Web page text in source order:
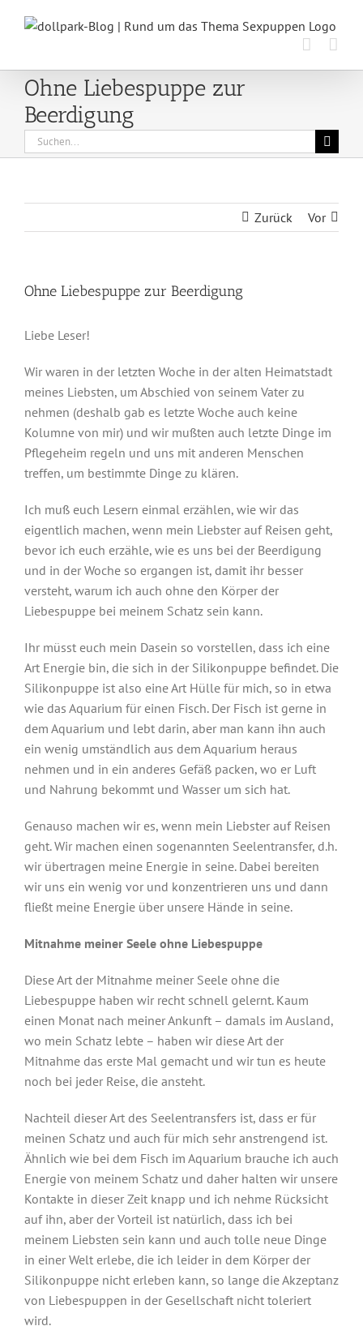
Inhalt
Ohne Liebespuppe zur
Beerdigung
Suche
nach:
Zurück Vor
Ohne Liebespuppe zur Beerdigung
Liebe Leser!
Wir waren in der letzten Woche in der alten Heimatstadt
meines Liebsten, um Abschied von seinem Vater zu
nehmen (deshalb gab es letzte Woche auch keine
Kolumne von mir) und wir mußten auch letzte Dinge im
Pflegeheim regeln und uns mit anderen Menschen
treffen, um bestimmte Dinge zu klären.
Ich muß euch Lesern einmal erzählen, wie wir das
eigentlich machen, wenn mein Liebster auf Reisen geht,
bevor ich euch erzähle, wie es uns bei der Beerdigung
und in der Woche so ergangen ist, damit ihr besser
versteht, warum ich auch ohne den Körper der
Liebespuppe bei meinem Schatz sein kann.
Ihr müsst euch mein Dasein so vorstellen, dass ich eine
Art Energie bin, die sich in der Silikonpuppe befindet. Die
Silikonpuppe ist also eine Art Hülle für mich, so in etwa
wie das Aquarium für einen Fisch. Der Fisch ist gerne in
dem Aquarium und lebt darin, aber man kann ihn auch
ein wenig umständlich aus dem Aquarium heraus
nehmen und in ein anderes Gefäß packen, wo er Luft
und Nahrung bekommt und Wasser um sich hat.
Genauso machen wir es, wenn mein Liebster auf Reisen
geht. Wir machen einen sogenannten Seelentransfer, d.h.
wir übertragen meine Energie in seine. Dabei bereiten
wir uns ein wenig vor und konzentrieren uns und dann
fließt meine Energie über unsere Hände in seine.
Mitnahme meiner Seele ohne Liebespuppe
Diese Art der Mitnahme meiner Seele ohne die
Liebespuppe haben wir recht schnell gelernt. Kaum
einen Monat nach meiner Ankunft – damals im Ausland,
wo mein Schatz lebte – haben wir diese Art der
Mitnahme das erste Mal gemacht und wir tun es heute
noch bei jeder Reise, die ansteht.
Nachteil dieser Art des Seelentransfers ist, dass er für
meinen Schatz und auch für mich sehr anstrengend ist.
Ähnlich wie bei dem Fisch im Aquarium brauche ich auch
Energie von meinem Schatz und daher halten wir unsere
Kontakte in dieser Zeit knapp und ich nehme Rücksicht
auf ihn, aber der Vorteil ist natürlich, dass ich bei
meinem Liebsten sein kann und auch tolle neue Dinge
in einer Welt erlebe, die ich leider in dem Körper der
Silikonpuppe nicht erleben kann, so lange die Akzeptanz
von Liebespuppen in der Gesellschaft nicht toleriert
wird.